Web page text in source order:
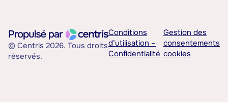
© Centris 2026. Tous droits
réservés.
Conditions
d’utilisation –
Confidentialité
Gestion des
consentements
cookies